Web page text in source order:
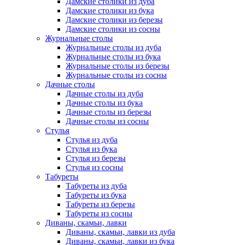
Дамские столики из бука
Дамские столики из березы
Дамские столики из сосны
Журнальные столы
Журнальные столы из дуба
Журнальные столы из бука
Журнальные столы из березы
Журнальные столы из сосны
Дачные столы
Дачные столы из дуба
Дачные столы из бука
Дачные столы из березы
Дачные столы из сосны
Стулья
Стулья из дуба
Стулья из бука
Стулья из березы
Стулья из сосны
Табуреты
Табуреты из дуба
Табуреты из бука
Табуреты из березы
Табуреты из сосны
Диваны, скамьи, лавки
Диваны, скамьи, лавки из дуба
Диваны, скамьи, лавки из бука